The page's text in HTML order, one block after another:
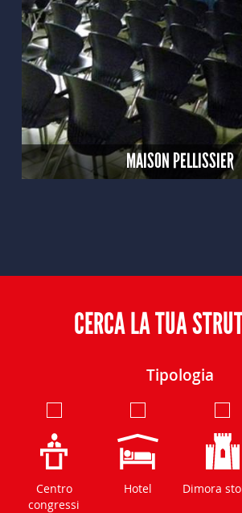
MAISON PELLISSIER
CERCA LA TUA
Tipologia
Centro
congressi
Hotel Dimora